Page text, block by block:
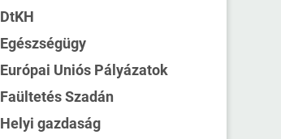
DtKH
Egészségügy
Európai Uniós Pályázatok
Faültetés Szadán
Helyi gazdaság